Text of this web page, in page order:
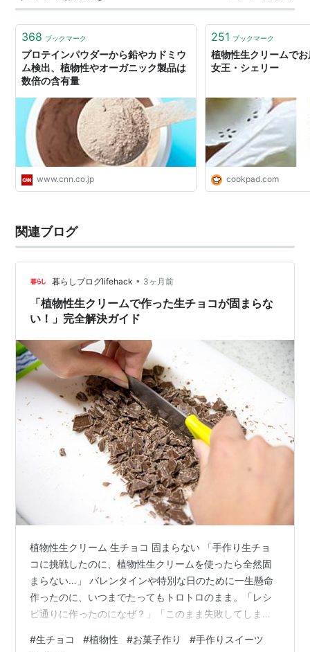
ぜ汚れが落ちるの？（科学のステップ）ミカンやレモン
の皮には「テルペン」という油の成分…
368 ブックマーク
プロテインパウダーから鉛やカドミウ
ム検出、植物性やオーガニック製品は
数倍の含有量
www.cnn.co.jp
251 ブックマーク
植物性生クリームで
女王・シェリー
cookpad.com
関連ブログ
暮らしブログlifehack • 3ヶ月前
「植物性生クリームで作った生チョコが固まらな
い！」完全解決ガイド
植物性生クリーム 生チョコ 固まらない 「手作り生チョ
コに挑戦したのに、植物性生クリームを使ったら全然固
まらない…」 バレンタインや特別な日のために一生懸命
作ったのに、いつまでたってもトロトロのまま。「レシ
ピ通りに作ったのになぜ？」「このまま失敗してしまう
を使った生チョコが固まらないのには、明確な理由があ
#生チョコ #植物性 #お菓子作り #手作りスイーツ